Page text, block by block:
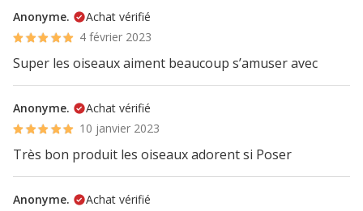
Anonyme.
Achat vérifié
4 février 2023
Super les oiseaux aiment beaucoup s’amuser avec
Anonyme.
Achat vérifié
10 janvier 2023
Très bon produit les oiseaux adorent si Poser
Anonyme.
Achat vérifié